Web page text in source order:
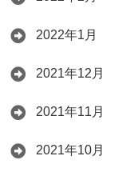
2022年1月
2021年12月
2021年11月
2021年10月